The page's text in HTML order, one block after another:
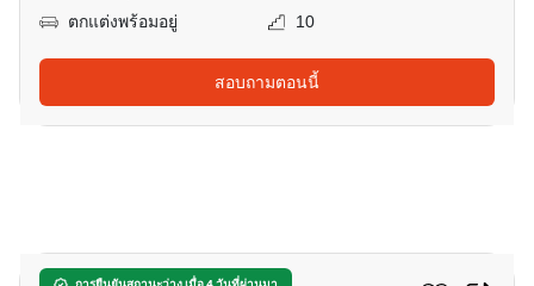
ตกแต่งพร้อมอยู่ 10
สอบถามตอนนี้